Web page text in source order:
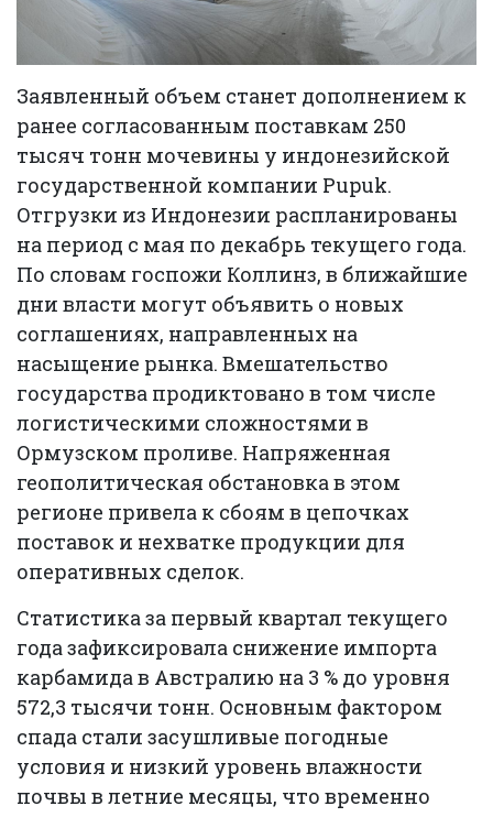
Заявленный объем станет дополнением к
ранее согласованным поставкам 250
тысяч тонн мочевины у индонезийской
государственной компании Pupuk.
Отгрузки из Индонезии распланированы
на период с мая по декабрь текущего года.
По словам госпожи Коллинз, в ближайшие
дни власти могут объявить о новых
соглашениях, направленных на
насыщение рынка. Вмешательство
государства продиктовано в том числе
логистическими сложностями в
Ормузском проливе. Напряженная
геополитическая обстановка в этом
регионе привела к сбоям в цепочках
поставок и нехватке продукции для
оперативных сделок.
Статистика за первый квартал текущего
года зафиксировала снижение импорта
карбамида в Австралию на 3 % до уровня
572,3 тысячи тонн. Основным фактором
спада стали засушливые погодные
условия и низкий уровень влажности
почвы в летние месяцы, что временно